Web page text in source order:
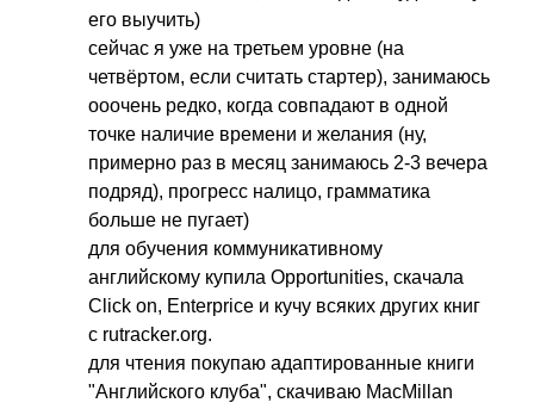
его выучить)
сейчас я уже на третьем уровне (на
четвёртом, если считать стартер), занимаюсь
ооочень редко, когда совпадают в одной
точке наличие времени и желания (ну,
примерно раз в месяц занимаюсь 2-3 вечера
подряд), прогресс налицо, грамматика
больше не пугает)
для обучения коммуникативному
английскому купила Opportunities, скачала
Click on, Enterprice и кучу всяких других книг
с rutracker.org.
для чтения покупаю адаптированные книги
"Английского клуба", скачиваю MacMillan